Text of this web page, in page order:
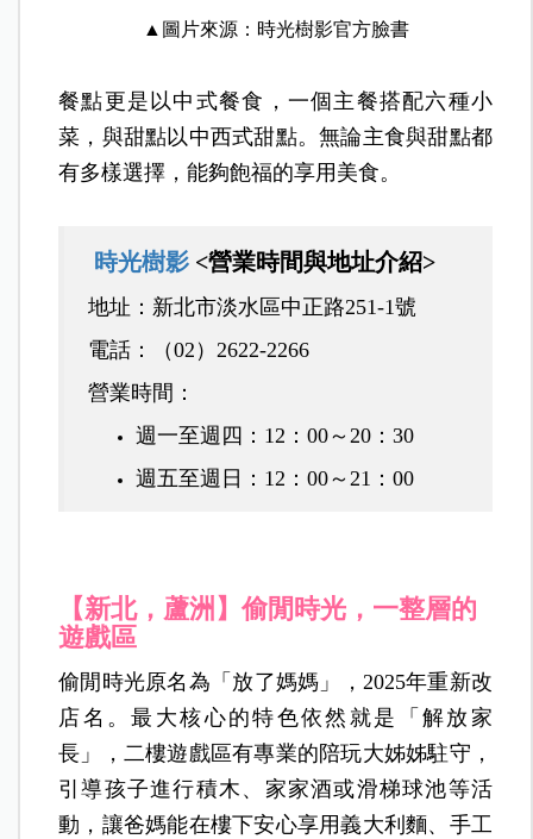
▲圖片來源：時光樹影官方臉書
餐點更是以中式餐食，一個主餐搭配六種小
菜，與甜點以中西式甜點。無論主食與甜點都
有多樣選擇，能夠飽福的享用美食。
時光樹影 <營業時間與地址介紹>
地址：新北市淡水區中正路251-1號
電話：（02）2622-2266
營業時間 ：
週一至週四：12：00～20：30
週五至週日：12：00～21：00
【新北，蘆洲】偷閒時光，一整層的
遊戲區
偷閒時光原名為「放了媽媽」，2025年重新改
店名。最大核心的特色依然就是「解放家
長」，二樓遊戲區有專業的陪玩大姊姊駐守，
引導孩子進行積木、家家酒或滑梯球池等活
動，讓爸媽能在樓下安心享用義大利麵、手工